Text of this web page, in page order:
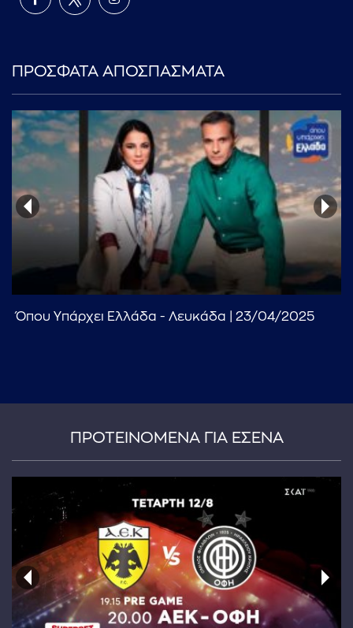
...πληκτρολογήστε κείμενο προς αναζήτηση
ΠΡΟΣΦΑΤΑ ΑΠΟΣΠΑΣΜΑΤΑ
Όπου Υπάρχει Ελλάδα - Λευκάδα | 23/04/2025
ΠΡΟΤΕΙΝΟΜΕΝΑ ΓΙΑ ΕΣΕΝΑ